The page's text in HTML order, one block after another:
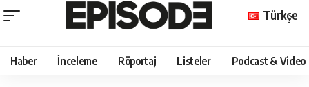
Türkçe
Haber İnceleme Röportaj Listeler Podcast & Video